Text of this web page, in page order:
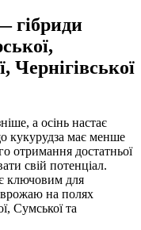
гібриди
Чернігівської
а осінь настає
кукурудза має менше
отримання достатньої
свій потенціал.
ключовим для
врожаю на полях
Сумської та